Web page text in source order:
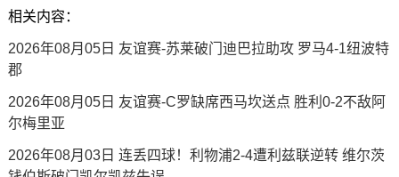
相关内容：
2026年08月05日 友谊赛-苏莱破门迪巴拉助攻 罗马4-1纽波特
郡
2026年08月05日 友谊赛-C罗缺席西马坎送点 胜利0-2不敌阿
尔梅里亚
2026年08月03日 连丢四球！利物浦2-4遭利兹联逆转 维尔茨